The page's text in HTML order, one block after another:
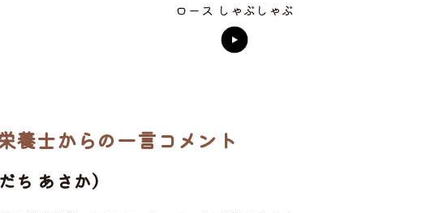
ロース しゃぶしゃぶ
養士からの一言コメント
ち あさか）